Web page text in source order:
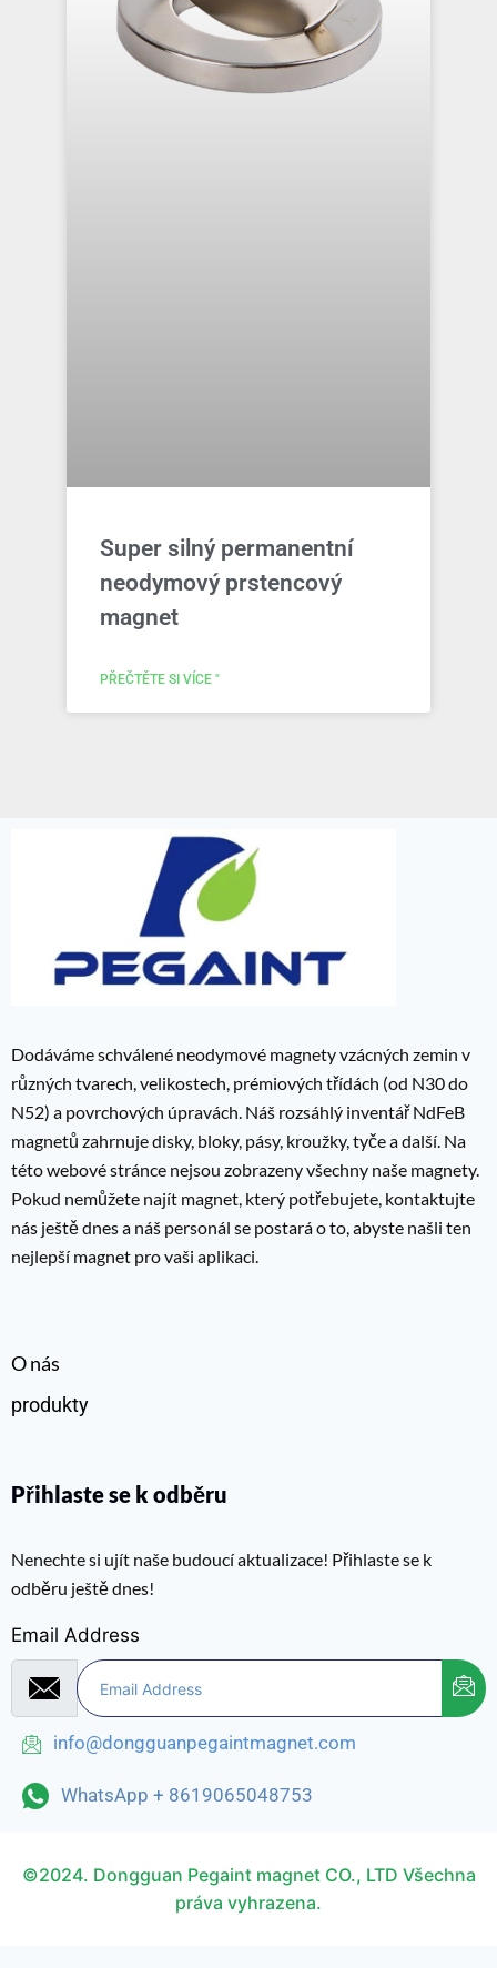
Super silný permanentní
neodymový prstencový
magnet
PŘEČTĚTE SI VÍCE "
Dodáváme schválené neodymové magnety vzácných zemin v
různých tvarech, velikostech, prémiových třídách (od N30 do
N52) a povrchových úpravách. Náš rozsáhlý inventář NdFeB
magnetů zahrnuje disky, bloky, pásy, kroužky, tyče a další. Na
této webové stránce nejsou zobrazeny všechny naše magnety.
Pokud nemůžete najít magnet, který potřebujete, kontaktujte
nás ještě dnes a náš personál se postará o to, abyste našli ten
nejlepší magnet pro vaši aplikaci.
O nás
produkty
Přihlaste se k odběru
Nenechte si ujít naše budoucí aktualizace! Přihlaste se k
odběru ještě dnes!
Email Address
info@dongguanpegaintmagnet.com
WhatsApp + 8619065048753
©2024. Dongguan Pegaint magnet CO., LTD Všechna
práva vyhrazena.